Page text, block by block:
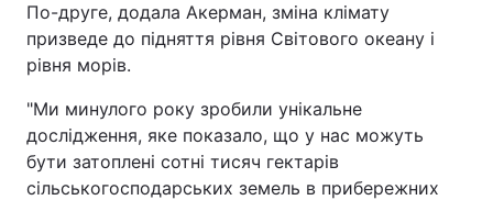
По-друге, додала Акерман, зміна клімату
призведе до підняття рівня Світового океану і
рівня морів.
"Ми минулого року зробили унікальне
дослідження, яке показало, що у нас можуть
бути затоплені сотні тисяч гектарів
сільськогосподарських земель в прибережних